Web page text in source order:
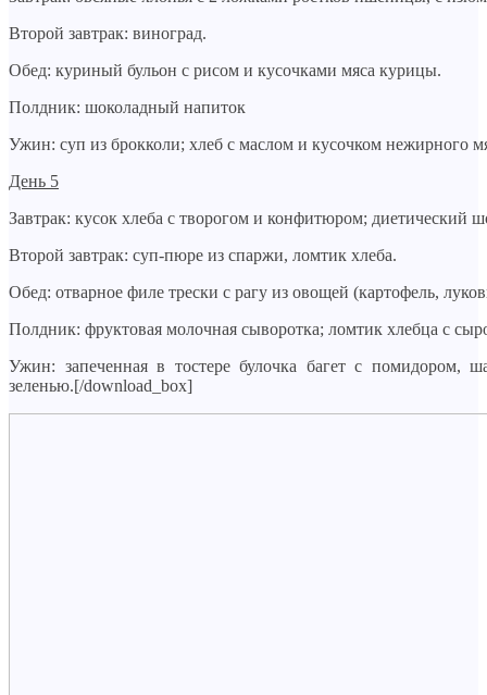
Второй завтрак: виноград.
Обед: куриный бульон с рисом и кусочками мяса курицы.
Полдник: шоколадный напиток
Ужин: суп из брокколи; хлеб с маслом и кусочком нежирного
День 5
Завтрак: кусок хлеба с творогом и конфитюром; диетический
Второй завтрак: суп-пюре из спаржи, ломтик хлеба.
Обед: отварное филе трески с рагу из овощей (картофель,
Полдник: фруктовая молочная сыворотка; ломтик хлебца с
Ужин: запеченная в тостере булочка багет с помидором,
зеленью.[/download_box]